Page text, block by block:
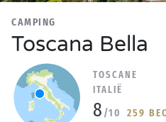
CAMPING
Toscana Bella
TOSCANE
ITALIË
8 /10 259